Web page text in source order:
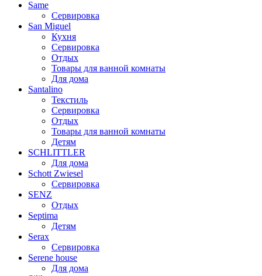
Same
Сервировка
San Miguel
Кухня
Сервировка
Отдых
Товары для ванной комнаты
Для дома
Santalino
Текстиль
Сервировка
Отдых
Товары для ванной комнаты
Детям
SCHLITTLER
Для дома
Schott Zwiesel
Сервировка
SENZ
Отдых
Septima
Детям
Serax
Сервировка
Serene house
Для дома